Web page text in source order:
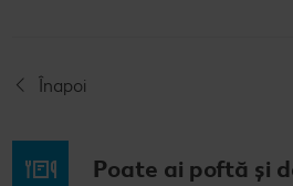
Înapoi
Poate ai poftă și